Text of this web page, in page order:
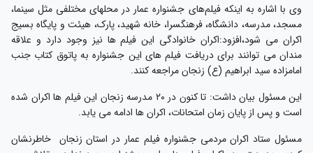
وی با اشاره به اینکه فیلم‌­های جشنواره عمار در محل­های مختلفی مثل سینما،
مسجد، مدرسه، دانشگاه، فرهنگسرا، خانه شهید، پارک، هیئت و پایگاه بسیج
اکران می شود،افزود:اکران خانوادگی این فیلم ها نیز وجود دارد و علاقه
مندان می توانند برای دریافت فیلم های این جشنواره به پاتوق کتاب جنب
امامزاده سید ابراهیم (ع) زنجان مراجعه کنند.
این مسئول بیان داشت: تا کنون در ۲۰ مدرسه زنجان این فیلم ها اکران شده
است و پس از پایان زمان امتحانات، اکران ها ادامه می یابد.
مسئول ستاد اکران مردمی جشنواره فیلم عمار در استان زنجان خاطرنشان